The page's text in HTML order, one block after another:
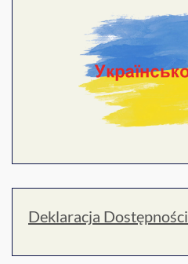
Deklaracja Dostępności